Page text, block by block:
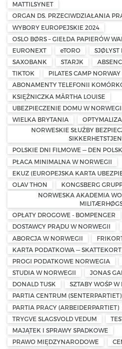
MATTILSYNET
ORGAN DS. PRZECIWDZIAŁANIA
WYBORY EUROPEJSKIE 2024
OSLO BØRS – GIEŁDA PAPIERÓW
EURONEXT
eTORO SJØLYST
SAXOBANK
STARJK
TIKTOK
PILATES CAMP NORWAY
ABONAMENTY TELEFONII
KSIĘŻNICZKA MÄRTHA LOUISE
UBEZPIECZENIE DOMU W
WIELKA BRYTANIA
NORWESKIE SŁUŻBY
POLSKIE DNI FILMOWE — DEN
PŁACA MINIMALNA W NORWEGII
EKUZ (EUROPEJSKA KARTA
OLAV THON
KONGSBERG
NORWESKA AKADEMIA
OPŁATY DROGOWE - BOMPENGER
DOSTAWCY PRĄDU W NORWEGII
ABORCJA W NORWEGII
KARTA PODATKOWA — SKATTEKORT
PROGI PODATKOWE NORWEGIA
STUDIA W NORWEGII
JONAS
DONALD TUSK
SZTABY WOŚP
PARTIA CENTRUM (SENTERPARTIET)
PARTIA PRACY (ARBEIDERPARTIET)
TRYGVE SLAGSVOLD VEDUM
MAJĄTEK I SPRAWY SPADKOWE
PRAWO MIĘDZYNARODOWE